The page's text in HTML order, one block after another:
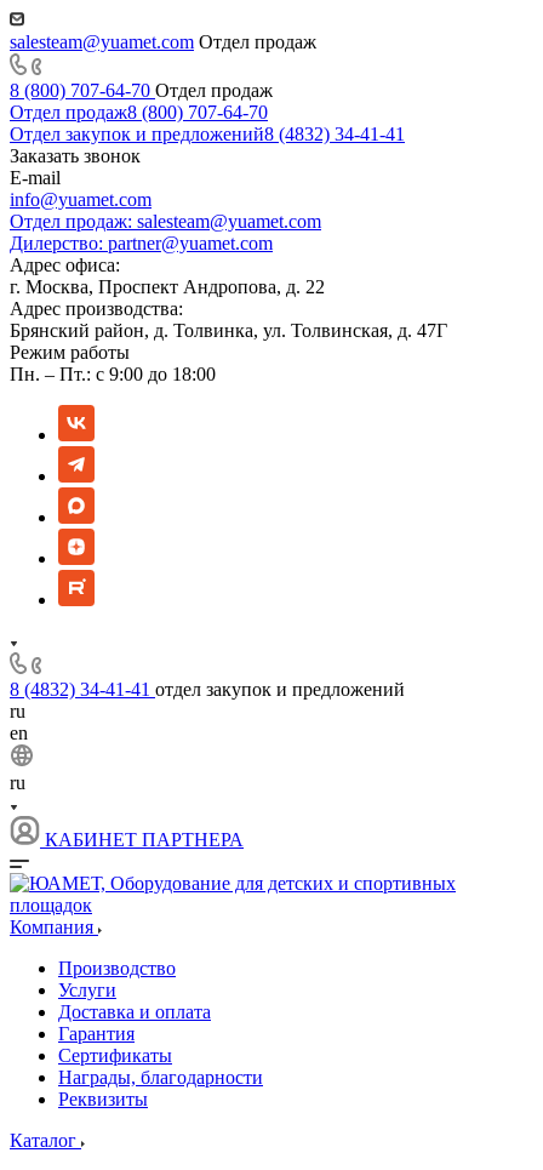
salesteam@yuamet.com Отдел продаж
8 (800) 707-64-70 Отдел продаж
Отдел продаж8 (800) 707-64-70
Отдел закупок и предложений8 (4832) 34-41-41
Заказать звонок
E-mail
info@yuamet.com
Отдел продаж: salesteam@yuamet.com
Дилерство: partner@yuamet.com
Адрес офиса:
г. Москва, Проспект Андропова, д. 22
Адрес производства:
Брянский район, д. Толвинка, ул. Толвинская, д. 47Г
Режим работы
Пн. – Пт.: с 9:00 до 18:00
8 (4832) 34-41-41 отдел закупок и предложений
ru
en
ru
КАБИНЕТ ПАРТНЕРА
Компания
Производство
Услуги
Доставка и оплата
Гарантия
Сертификаты
Награды, благодарности
Реквизиты
Каталог